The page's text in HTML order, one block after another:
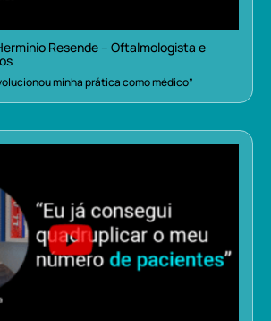
Resende – Oftalmologista e
minha prática como médico”